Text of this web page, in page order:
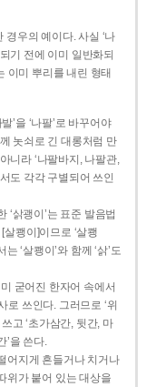
우의 예이다. 사실 ‘나
기 전에 이미 일반화되
이미 뿌리를 내린 형태
’을 ‘나팔’로 바꾸어야
놋쇠로 긴 대롱처럼 만
니라 ‘나팔바지, 나팔관,
도 각각 구별되어 쓰인
‘삵괭이’는 표준 발음법
쾡이]이므로 ‘살쾡
‘살쾡이’와 함께 ‘삵’도
굳어진 한자어 속에서
쓰인다. 그러므로 ‘위
고 ‘초가삼간, 뒷간, 마
’을 쓴다.
어지게 흔들거나 치거나
위가 붙어 있는 대상을